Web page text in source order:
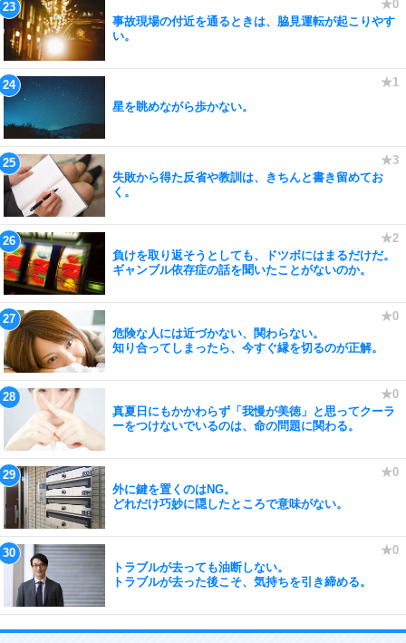
事故現場の付近を通るときは、脇見運転が起こりやす
い。
星を眺めながら歩かない。
失敗から得た反省や教訓は、きちんと書き留めてお
く。
負けを取り返そうとしても、ドツボにはまるだけだ。
ギャンブル依存症の話を聞いたことがないのか。
危険な人には近づかない、関わらない。
知り合ってしまったら、今すぐ縁を切るのが正解。
真夏日にもかかわらず「我慢が美徳」と思ってクーラ
ーをつけないでいるのは、命の問題に関わる。
外に鍵を置くのはNG。
どれだけ巧妙に隠したところで意味がない。
トラブルが去っても油断しない。
トラブルが去った後こそ、気持ちを引き締める。